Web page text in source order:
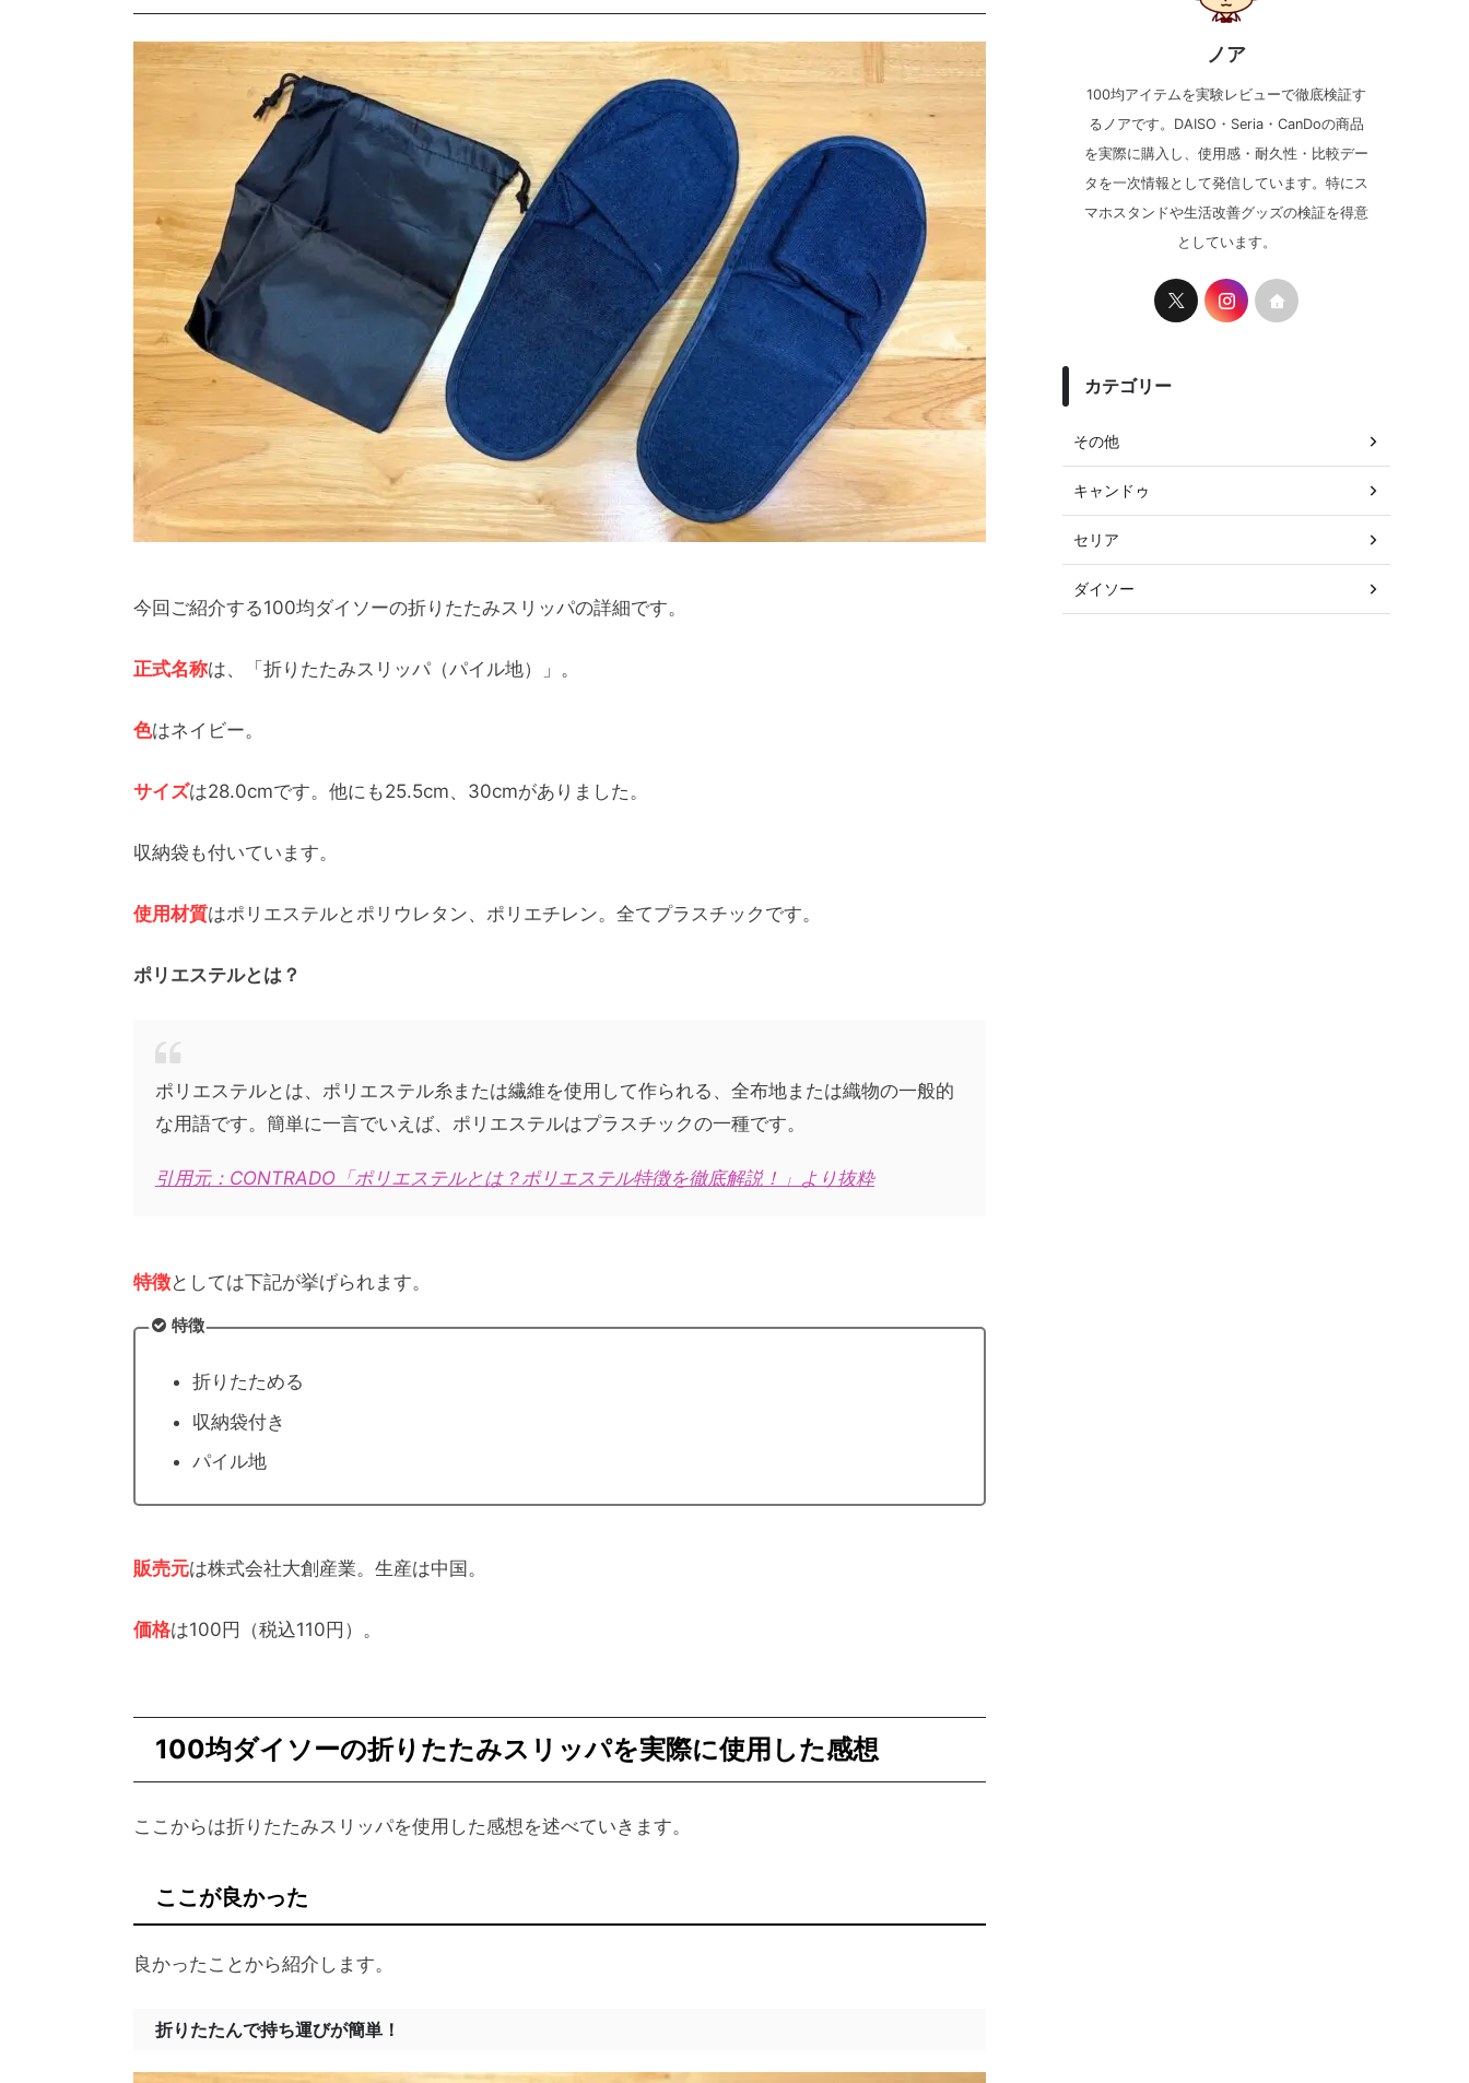
今回ご紹介する100均ダイソーの折りたたみスリッパの詳細です。
正式名称は、「折りたたみスリッパ（パイル地）」。
色はネイビー。
サイズは28.0cmです。他にも25.5cm、30cmがありました。
収納袋も付いています。
使用材質はポリエステルとポリウレタン、ポリエチレン。全てプラスチックです。
ポリエステルとは？
ポリエステルとは、ポリエステル糸または繊維を使用して作られる、全布地または織物の一般的
な用語です。簡単に一言でいえば、ポリエステルはプラスチックの一種です。
引用元：CONTRADO「ポリエステルとは？ポリエステル特徴を徹底解説！」より抜粋
特徴としては下記が挙げられます。
特徴
折りたためる
収納袋付き
パイル地
販売元は株式会社大創産業。生産は中国。
価格は100円（税込110円）。
100均ダイソーの折りたたみスリッパを実際に使用した感想
ここからは折りたたみスリッパを使用した感想を述べていきます。
ここが良かった
良かったことから紹介します。
折りたたんで持ち運びが簡単！
ノア
100均アイテムを実験レビューで徹底検証す
るノアです。DAISO・Seria・CanDoの商品
を実際に購入し、使用感・耐久性・比較デー
タを一次情報として発信しています。特にス
マホスタンドや生活改善グッズの検証を得意
としています。
カテゴリー
その他
キャンドゥ
セリア
ダイソー